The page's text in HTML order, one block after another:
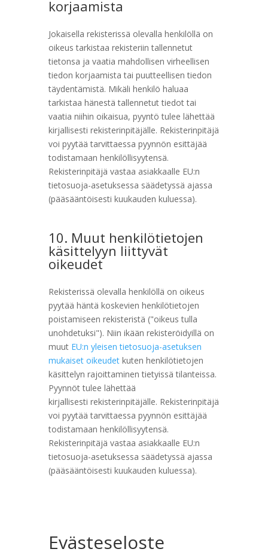
korjaamista
Jokaisella rekisterissä olevalla henkilöllä on
oikeus tarkistaa rekisteriin tallennetut
tietonsa ja vaatia mahdollisen virheellisen
tiedon korjaamista tai puutteellisen tiedon
täydentämistä. Mikäli henkilö haluaa
tarkistaa hänestä tallennetut tiedot tai
vaatia niihin oikaisua, pyyntö tulee lähettää
kirjallisesti rekisterinpitäjälle. Rekisterinpitäjä
voi pyytää tarvittaessa pyynnön esittäjää
todistamaan henkilöllisyytensä.
Rekisterinpitäjä vastaa asiakkaalle EU:n
tietosuoja-asetuksessa säädetyssä ajassa
(pääsääntöisesti kuukauden kuluessa).
10. Muut henkilötietojen
käsittelyyn liittyvät
oikeudet
Rekisterissä olevalla henkilöllä on oikeus
pyytää häntä koskevien henkilötietojen
poistamiseen rekisteristä ("oikeus tulla
unohdetuksi"). Niin ikään rekisteröidyillä on
muut EU:n yleisen tietosuoja-asetuksen
mukaiset oikeudetkuten henkilötietojen
käsittelyn rajoittaminen tietyissä tilanteissa.
Pyynnöt tulee lähettää
kirjallisesti rekisterinpitäjälle. Rekisterinpitäjä
voi pyytää tarvittaessa pyynnön esittäjää
todistamaan henkilöllisyytensä.
Rekisterinpitäjä vastaa asiakkaalle EU:n
tietosuoja-asetuksessa säädetyssä ajassa
(pääsääntöisesti kuukauden kuluessa).
Evästeseloste